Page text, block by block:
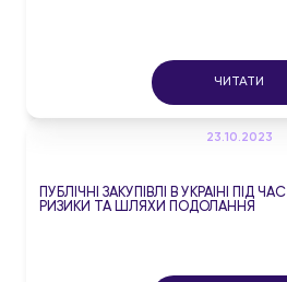
ЧИТАТИ
23.10.2023
ПУБЛІЧНІ ЗАКУПІВЛІ В УКРАЇНІ ПІД
РИЗИКИ ТА ШЛЯХИ ПОДОЛАННЯ